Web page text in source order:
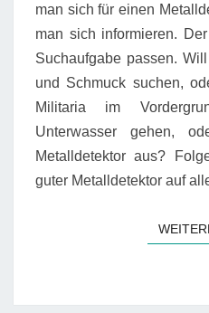
man sich für einen
man sich informieren.
Suchaufgabe passen.
und Schmuck suchen,
Militaria im
Unterwasser gehen,
Metalldetektor aus?
guter Metalldetektor auf